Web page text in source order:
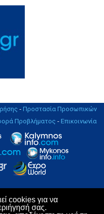
cookies για να
σας.
- Προστασία Προσωπικών
Προβλήματος - Επικοινωνία
| Design & Hosting by